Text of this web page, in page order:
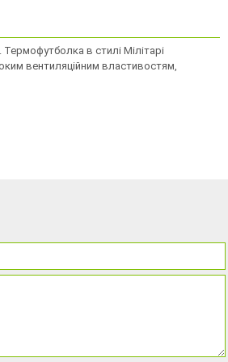
в стилі Мілітарі
вентиляційним властивостям,